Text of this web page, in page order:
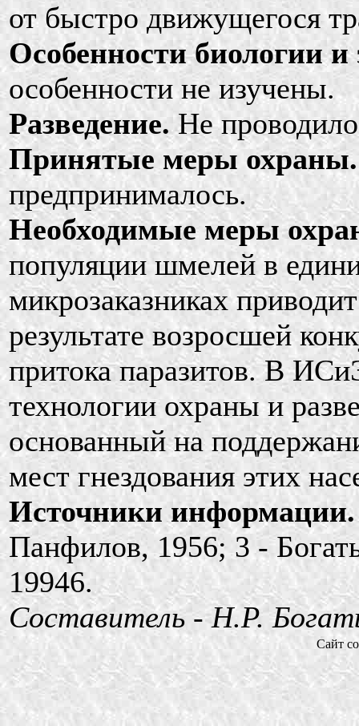
от быстро движущегося
Особенности биологии и
особенности не изучены.
Разведение.Не
Принятые меры охраны.
предпринималось.
Необходимые меры
популяции шмелей в
микрозаказниках
результате возросшей
притока паразитов. В
технологии охраны и
основанный на
мест гнездования этих
Источники информации.
Панфилов, 1956; 3 -
19946.
Составитель - Н.Р.
Сайт